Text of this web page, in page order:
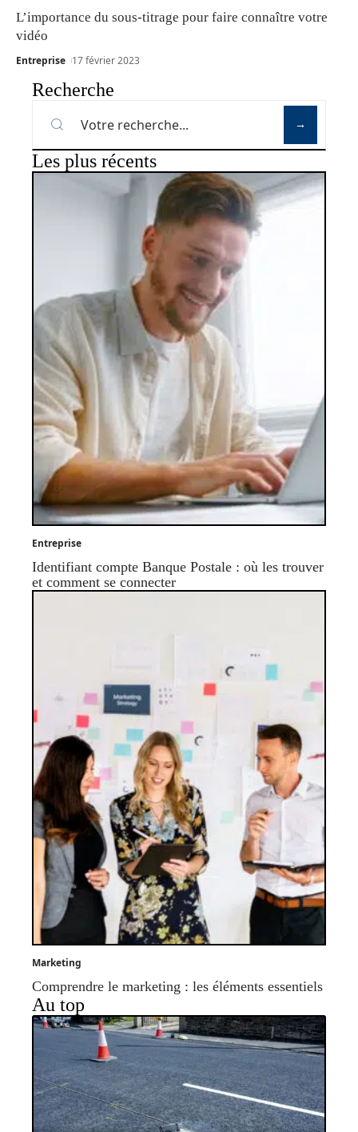
L’importance du sous-titrage pour faire connaître votre
vidéo
Entreprise 17 février 2023
Recherche
Les plus récents
Entreprise
Identifiant compte Banque Postale : où les trouver
et comment se connecter
Marketing
Comprendre le marketing : les éléments essentiels
Au top